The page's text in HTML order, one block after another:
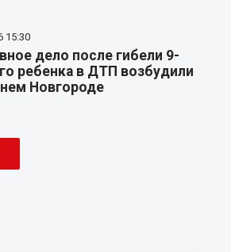
15:30
дело после гибели 9-
ребенка в ДТП возбудили
Новгороде